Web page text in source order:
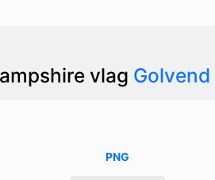
vlag Golvend
PNG